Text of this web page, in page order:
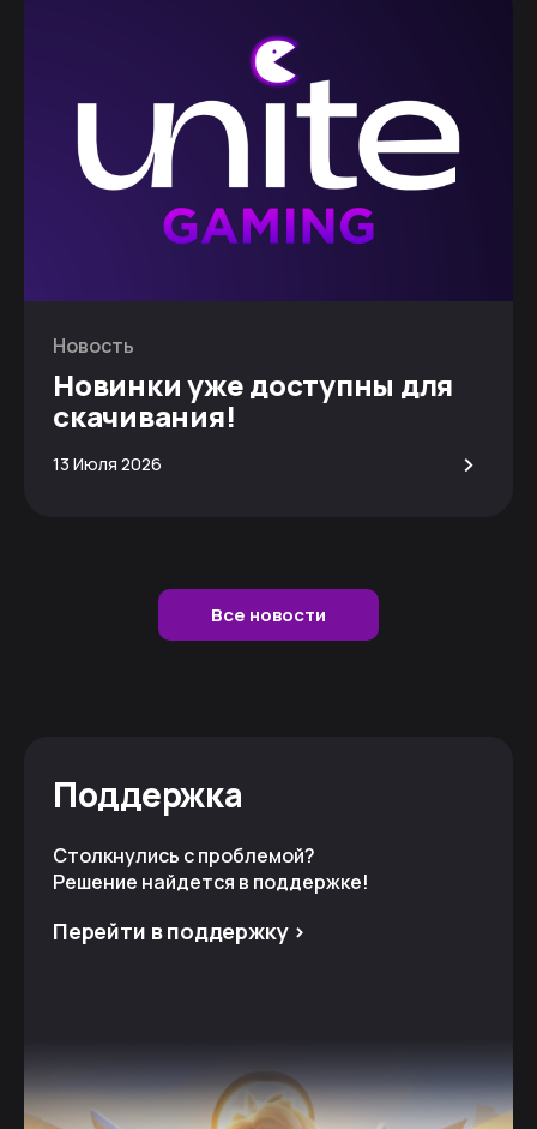
Новость
Новинки уже доступны для
скачивания!
13 Июля 2026 >
Все новости
Поддержка
Столкнулись с проблемой?
Решение найдется в поддержке!
Перейти в поддержку >